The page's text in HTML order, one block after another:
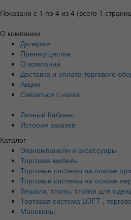
Показано с 1 по 4 из 4 (всего 1
О компании
Дилерам
Преимущества
О компании
Доставка и оплата торгового
Акции
Связаться с нами
Личный Кабинет
История заказов
Каталог
Экономпанели и аксессуары
Торговая мебель
Торговые системы на основе
Торговые системы на основе
Вешала, столы, стойки для
Торговая система LOFT ,
Манекены